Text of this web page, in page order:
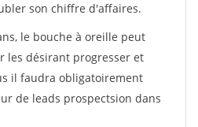
son chiffre d'affaires.
le bouche à oreille peut
les désirant progresser et
il faudra obligatoirement
de leads prospectsion dans